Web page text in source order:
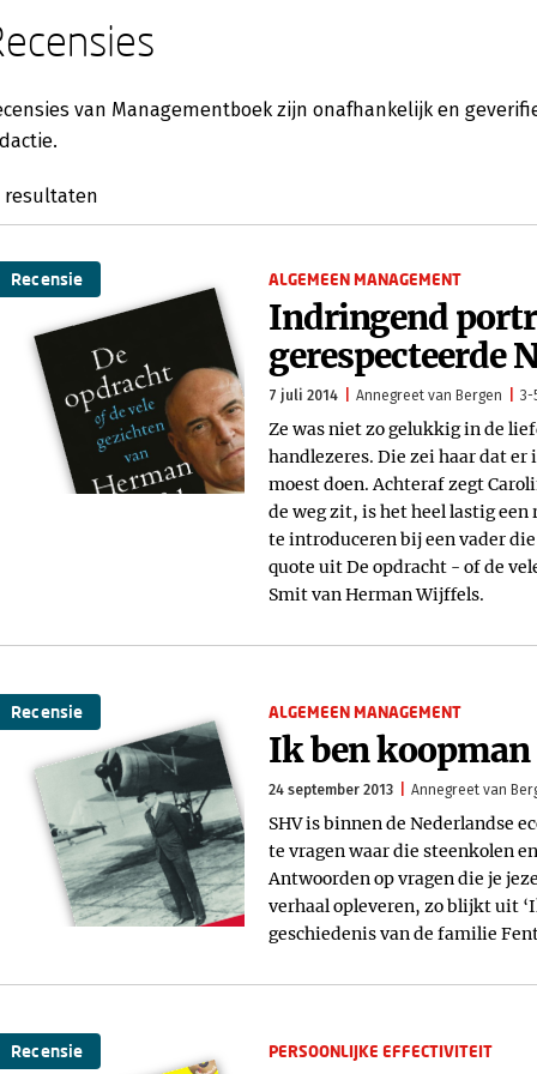
van Managementboek zijn onafhankelijk en
resultaten
Recensie ALGEMEEN MANAGEMENT
Indringend
gerespecteerde
7 juli 2014 Annegreet van Bergen 3-
Ze was niet zo gelukkig in de
handlezeres. Die zei haar dat er
moest doen. Achteraf zegt
de weg zit, is het heel lastig een
te introduceren bij een vader
quote uit De opdracht - of de
Smit van Herman Wijffels.
Recensie ALGEMEEN MANAGEMENT
Ik ben koopman
24 september 2013 Annegreet van
SHV is binnen de Nederlandse
te vragen waar die steenkolen
Antwoorden op vragen die je
verhaal opleveren, zo blijkt uit
geschiedenis van de familie
Recensie PERSOONLIJKE EFFECTIVITEIT